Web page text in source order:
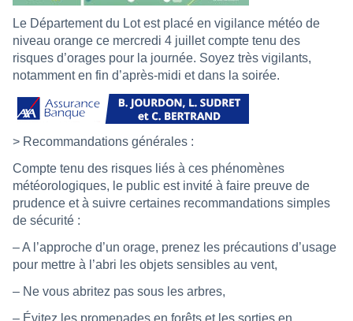
Le Département du Lot est placé en vigilance météo de
niveau orange ce mercredi 4 juillet compte tenu des
risques d’orages pour la journée. Soyez très vigilants,
notamment en fin d’après-midi et dans la soirée.
> Recommandations générales :
Compte tenu des risques liés à ces phénomènes
météorologiques, le public est invité à faire preuve de
prudence et à suivre certaines recommandations simples
de sécurité :
– A l’approche d’un orage, prenez les précautions d’usage
pour mettre à l’abri les objets sensibles au vent,
– Ne vous abritez pas sous les arbres,
– Évitez les promenades en forêts et les sorties en